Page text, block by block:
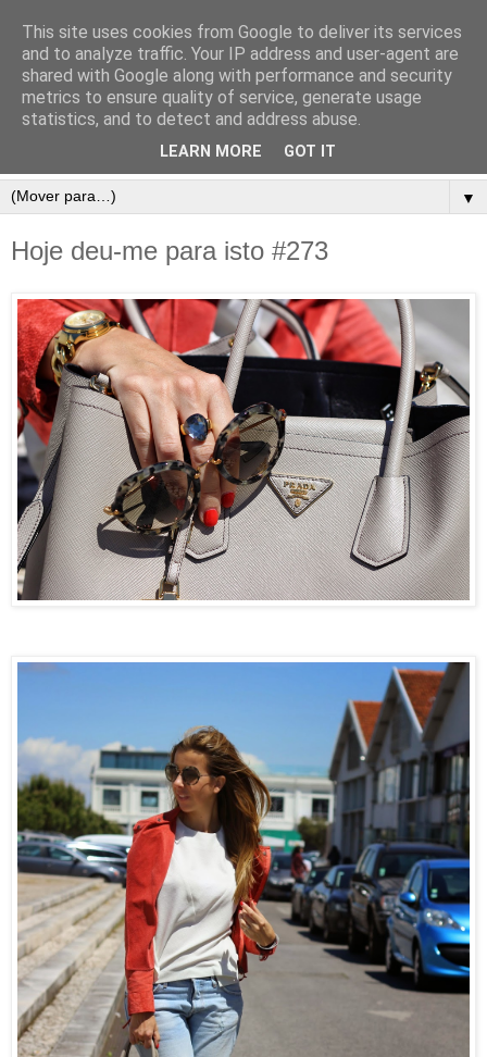
▼
Hoje deu-me para isto #273
This site uses cookies from Google to deliver its services
and to analyze traffic. Your IP address and user-agent are
shared with Google along with performance and security
metrics to ensure quality of service, generate usage
statistics, and to detect and address abuse.
LEARN MORE GOT IT